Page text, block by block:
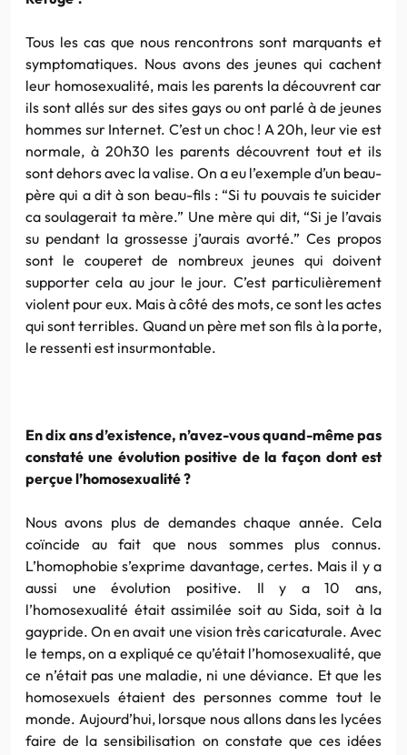
Tous les cas que nous rencontrons sont marquants et
symptomatiques. Nous avons des jeunes qui cachent
leur homosexualité, mais les parents la découvrent car
ils sont allés sur des sites gays ou ont parlé à de jeunes
hommes sur Internet. C’est un choc ! A20h, leur vie est
normale, à 20h30 les parents découvrent tout et ils
sont dehors avec la valise. On a eu l’exemple d’un beau-
père qui a dit à son beau-fils : “Si tu pouvais te suicider
ca soulagerait ta mère.” Une mère qui dit, “Si je l’avais
su pendant la grossesse j’aurais avorté.” Ces propos
sont le couperet de nombreux jeunes qui doivent
supporter cela au jour le jour. C’est particulièrement
violent pour eux. Mais à côté des mots, ce sont les actes
qui sont terribles. Quand un père met son fils à la porte,
le ressenti est insurmontable.
En dix ans d’existence, n’avez-vous quand-même pas
constaté une évolution positive de la façon dont est
perçue l’homosexualité ?
Nous avons plus de demandes chaque année. Cela
coïncide au fait que nous sommes plus connus.
L’homophobie s’exprime davantage, certes. Mais il y a
aussi une évolution positive. Il y a 10 ans,
l’homosexualité était assimilée soit au Sida, soit à la
gaypride. On en avait une vision très caricaturale. Avec
le temps, on a expliqué ce qu’était l’homosexualité, que
ce n’était pas une maladie, ni unedéviance. Et que les
homosexuels étaient des personnes comme tout le
monde. Aujourd’hui, lorsque nous allons dans les lycées
faire de la sensibilisation on constate que ces idées